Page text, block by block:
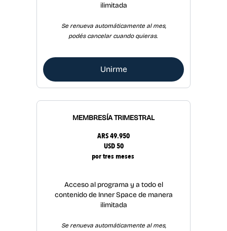
ilimitada
Se renueva automáticamente al mes,
podés cancelar cuando quieras.
Unirme
MEMBRESÍA TRIMESTRAL
ARS 49.950
USD 50
por tres meses
Acceso al programa y a todo el
contenido de Inner Space de manera
ilimitada
Se renueva automáticamente al mes,